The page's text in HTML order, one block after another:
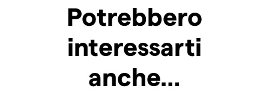
Potrebbero
interessarti
anche…